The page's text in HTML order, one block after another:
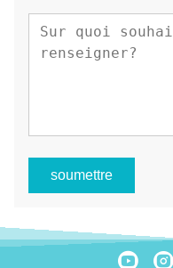
soumettre